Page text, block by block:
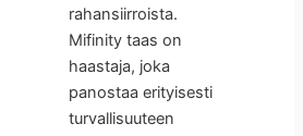
rahansiirroista.
Mifinity taas on
haastaja, joka
panostaa erityisesti
turvallisuuteen